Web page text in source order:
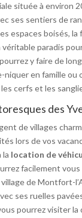
située à environ
ses sentiers de
espaces boisés, la
paradis
y faire de
niquer en famille ou
cerfs et les
des
de villages
lors de vos
la location de
facilement
de Montfort-
ses ruelles
pourrez visiter